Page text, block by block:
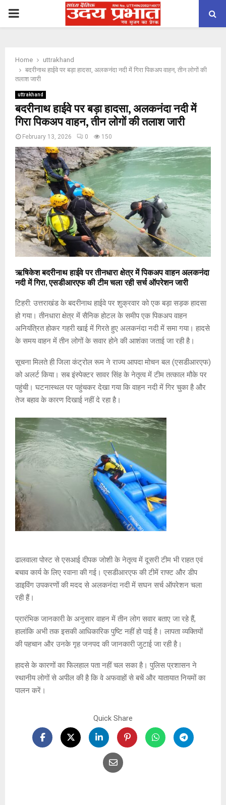
PRIMARY
Home
uttrakhand
बदरीनाथ हाईवे पर बड़ा हादसा, अलकनंदा नदी में गिरा पिकअप वाहन, तीन लोगों की
तलाश जारी
uttrakhand
बदरीनाथ हाईवे पर बड़ा हादसा, अलकनंदा नदी में
गिरा पिकअप वाहन, तीन लोगों की तलाश जारी
February 13, 2026 0 150
ऋषिकेश बदरीनाथ हाईवे पर तीनधारा क्षेत्र में पिकअप वाहन अलकनंदा
नदी में गिरा, एसडीआरएफ की टीम चला रही सर्च ऑपरेशन जारी
टिहरी: उत्तराखंड के बदरीनाथ हाईवे पर शुक्रवार को एक बड़ा सड़क हादसा
हो गया। तीनधारा क्षेत्र में सैनिक होटल के समीप एक पिकअप वाहन
अनियंत्रित होकर गहरी खाई में गिरते हुए अलकनंदा नदी में समा गया। हादसे
के समय वाहन में तीन लोगों के सवार होने की आशंका जताई जा रही है।
सूचना मिलते ही जिला कंट्रोल रूम ने राज्य आपदा मोचन बल (एसडीआरएफ)
को अलर्ट किया। सब इंस्पेक्टर सावर सिंह के नेतृत्व में टीम तत्काल मौके पर
पहुंची। घटनास्थल पर पहुंचकर देखा गया कि वाहन नदी में गिर चुका है और
तेज बहाव के कारण दिखाई नहीं दे रहा है।
ढालवाला पोस्ट से एसआई दीपक जोशी के नेतृत्व में दूसरी टीम भी राहत एवं
बचाव कार्य के लिए रवाना की गई। एसडीआरएफ की टीमें राफ्ट और डीप
डाइविंग उपकरणों की मदद से अलकनंदा नदी में सघन सर्च ऑपरेशन चला
रही हैं।
प्रारंभिक जानकारी के अनुसार वाहन में तीन लोग सवार बताए जा रहे हैं,
हालांकि अभी तक इसकी आधिकारिक पुष्टि नहीं हो पाई है। लापता व्यक्तियों
की पहचान और उनके गृह जनपद की जानकारी जुटाई जा रही है।
हादसे के कारणों का फिलहाल पता नहीं चल सका है। पुलिस प्रशासन ने
स्थानीय लोगों से अपील की है कि वे अफवाहों से बचें और यातायात नियमों का
पालन करें।
Quick Share